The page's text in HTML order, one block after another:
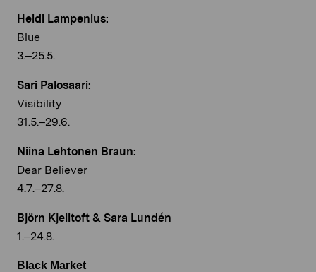
Heidi Lampenius:
Blue
3.–25.5.
Sari Palosaari:
Visibility
31.5.–29.6.
Niina Lehtonen Braun:
Dear Believer
4.7.–27.8.
Björn Kjelltoft & Sara Lundén
1.–24.8.
Black Market